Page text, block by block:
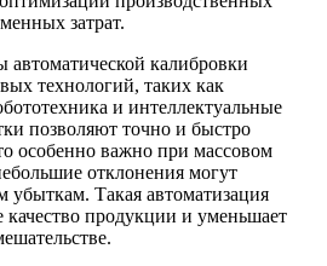
затрат.
калибровки
технологий, таких как
и интеллектуальные
позволяют точно и быстро
особенно важно при массовом
отклонения могут
убыткам. Такая автоматизация
качество продукции и уменьшает